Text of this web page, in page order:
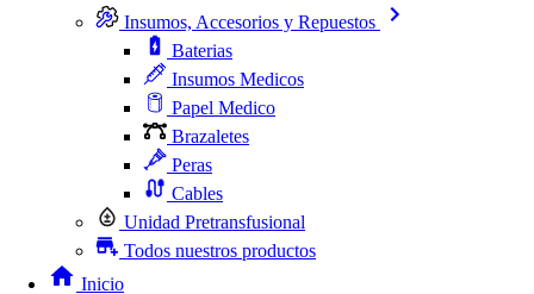
Insumos, Accesorios y Repuestos
Baterias
Insumos Medicos
Papel Medico
Brazaletes
Peras
Cables
Unidad Pretransfusional
Todos nuestros productos
Inicio